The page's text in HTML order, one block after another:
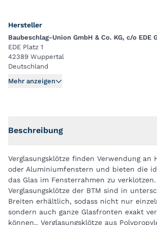
Hersteller
Baubeschlag-Union GmbH & Co. KG, c/o EDE
EDE Platz 1
42389 Wuppertal
Deutschland
Mehr anzeigen
Beschreibung
Verglasungsklötze finden Verwendung an
oder Aluminiumfenstern und bieten die
das Glas im Fensterrahmen zu verklotzen.
Verglasungsklötze der BTM sind in
Breiten erhältlich, sodass nicht nur
sondern auch ganze Glasfronten exakt
können,. Verglasungsklötze aus